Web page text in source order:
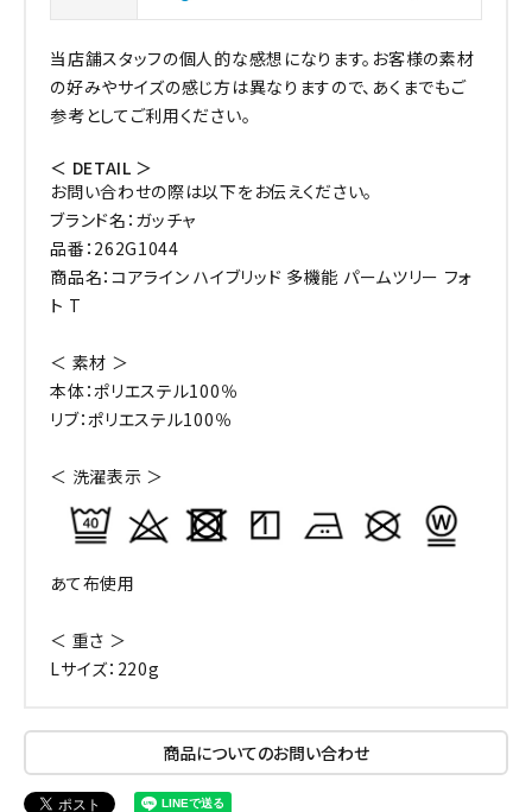
当店舗スタッフの個人的な感想になります。お客様の素材
の好みやサイズの感じ方は異なりますので、あくまでもご
参考としてご利用ください。
＜ DETAIL ＞
お問い合わせの際は以下をお伝えください。
ブランド名：ガッチャ
品番：262G1044
商品名：コアライン ハイブリッド 多機能 パームツリー フォ
ト T
＜ 素材 ＞
本体：ポリエステル100％
リブ：ポリエステル100％
＜ 洗濯表示 ＞
あて布使用
＜ 重さ ＞
Lサイズ：220g
商品についてのお問い合わせ